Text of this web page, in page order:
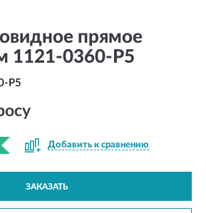
прямое
1121-0360-P5
P5
Добавить к сравнению
ЗАКАЗАТЬ